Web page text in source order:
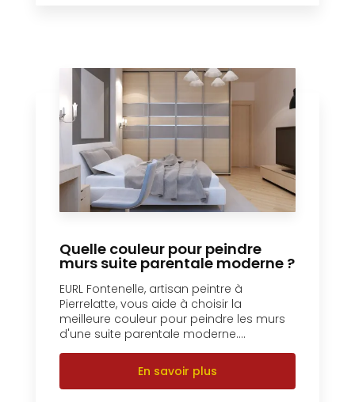
Quelle couleur pour peindre
murs suite parentale moderne ?
EURL Fontenelle, artisan peintre à
Pierrelatte, vous aide à choisir la
meilleure couleur pour peindre les murs
d'une suite parentale moderne....
En savoir plus